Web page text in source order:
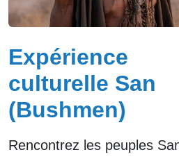
Expérience
culturelle San
(Bushmen)
Rencontrez les peuples